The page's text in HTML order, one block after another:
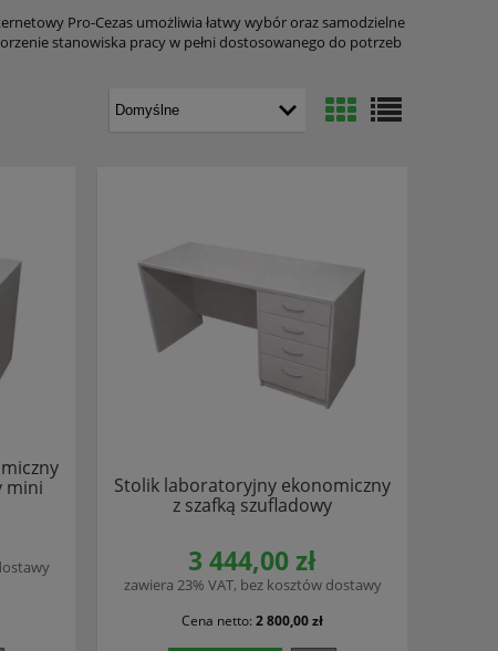
Pro-Cezas umożliwia łatwy wybór oraz samodzielne
stanowiska pracy w pełni dostosowanego do potrzeb
mini
Stolik laboratoryjny ekonomiczny
z szafką szufladowy
3 444,00 zł
zawiera 23% VAT, bez kosztów dostawy
Cena netto: 2 800,00 zł